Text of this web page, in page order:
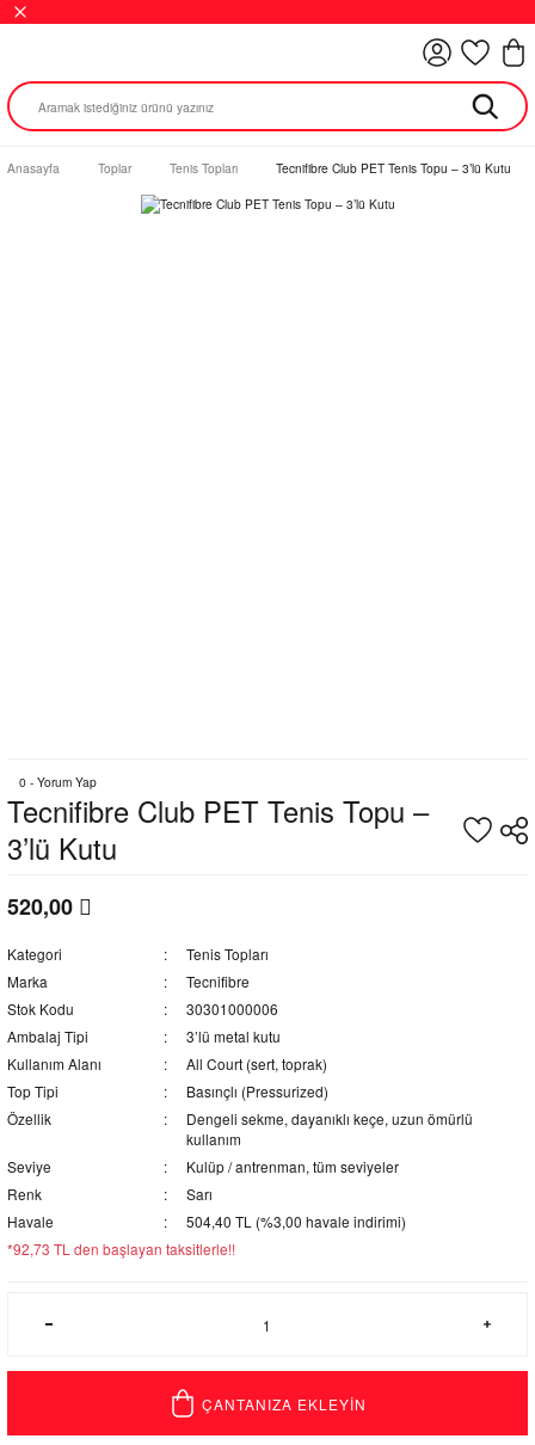
Anasayfa Toplar Tenis Topları Tecnifibre Club PET Tenis Topu – 3’lü Kutu
0 - Yorum Yap
Tecnifibre Club PET Tenis Topu –
3’lü Kutu
520,00
Kategori
Tenis Topları
Marka
Tecnifibre
Stok Kodu
30301000006
Ambalaj Tipi
3’lü metal kutu
Kullanım Alanı
All Court (sert, toprak)
Top Tipi
Basınçlı (Pressurized)
Özellik
Dengeli sekme, dayanıklı keçe, uzun ömürlü
kullanım
Seviye
Kulüp / antrenman, tüm seviyeler
Renk
Sarı
Havale
504,40 TL (%3,00 havale indirimi)
*92,73 TL den başlayan taksitlerle!!
ÇANTANIZA EKLEYİN